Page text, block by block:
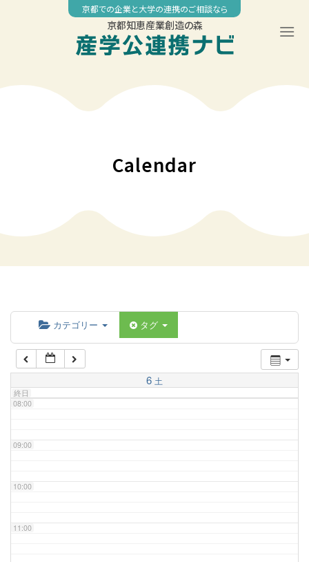
京都での企業と大学の連携のご相談なら
京都知恵産業創造の森
Calendar
カテゴリー タグ
6 土
終日
04:00
07:00
08:00
09:00
10:00
11:00